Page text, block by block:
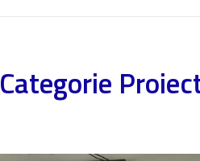
Categorie